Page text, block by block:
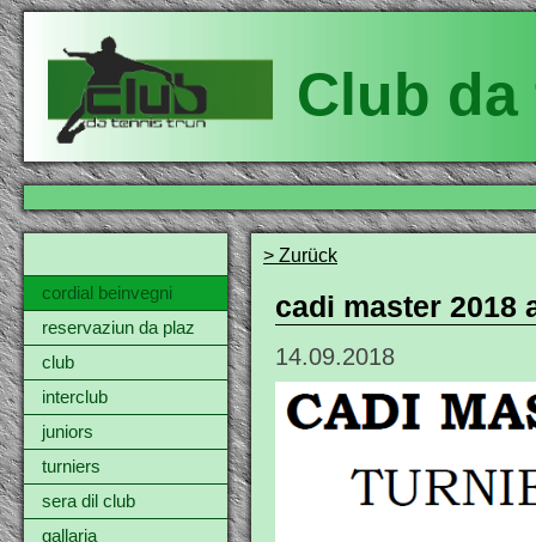
Club
cordial beinvegni
reservaziun da plaz
club
interclub
juniors
turniers
sera dil club
gallaria
> Zurück
cadi master 2018
14.09.2018